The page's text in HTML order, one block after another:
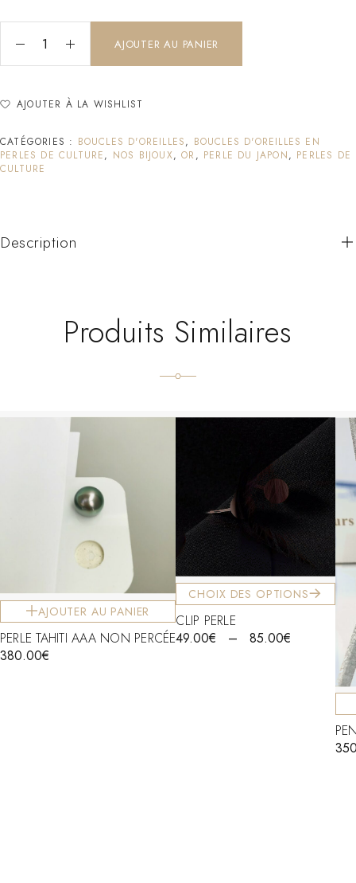
AJOUTER AU PANIER
AJOUTER À LA WISHLIST
CATÉGORIES : BOUCLES D'OREILLES, BOUCLES D'OREILLES EN
PERLES DE CULTURE, NOS BIJOUX,OR , PERLE DU JAPON, PERLES DE
CULTURE
Description
Produits Similaires
AJOUTER AU PANIER
PERLE TAHITI AAA NON PERCÉE
380.00€
CHOIX DES OPTIONS
CLIP PERLE
49.00€ – 85.00€